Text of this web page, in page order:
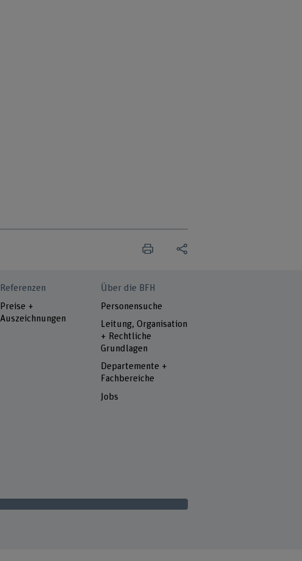
Referenzen
Preise +
Auszeichnungen
Über die BFH
Personensuche
Leitung, Organisation
+ Rechtliche
Grundlagen
Departemente +
Fachbereiche
Jobs